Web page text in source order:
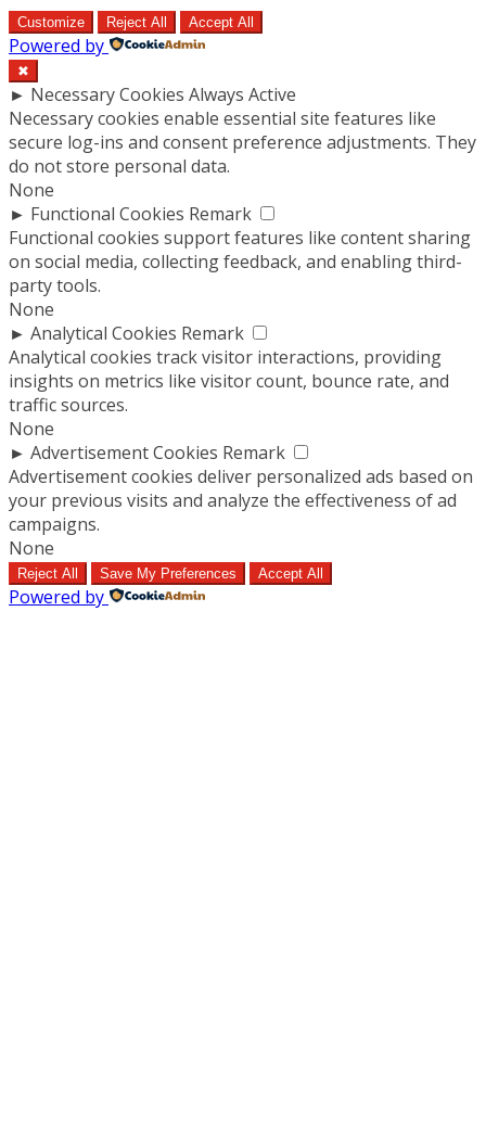
Customize Reject All Accept All
Powered by
✖
► Necessary Cookies Always Active
Necessary cookies enable essential site features like
secure log-ins and consent preference adjustments. They
do not store personal data.
None
► Functional Cookies Remark
Functional cookies support features like content sharing
on social media, collecting feedback, and enabling third-
party tools.
None
► Analytical Cookies Remark
Analytical cookies track visitor interactions, providing
insights on metrics like visitor count, bounce rate, and
traffic sources.
None
► Advertisement Cookies Remark
Advertisement cookies deliver personalized ads based on
your previous visits and analyze the effectiveness of ad
campaigns.
None
Reject All Save My Preferences Accept All
Powered by